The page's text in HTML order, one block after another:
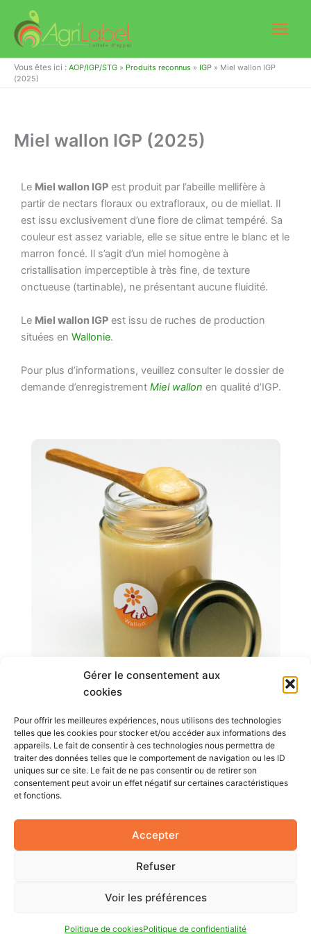
Gérer le consentement aux
cookies
Pour offrir les meilleures expériences, nous utilisons des technologies
telles que les cookies pour stocker et/ou accéder aux informations des
appareils. Le fait de consentir à ces technologies nous permettra de
traiter des données telles que le comportement de navigation ou les ID
uniques sur ce site. Le fait de ne pas consentir ou de retirer son
consentement peut avoir un effet négatif sur certaines caractéristiques
et fonctions.
Accepter
Refuser
Voir les préférences
Politique de cookiesPolitique de confidentialité
contenu
Vous êtes ici : AOP/IGP/STG » Produits reconnus » IGP » Miel wallon IGP
(2025)
Miel wallon IGP (2025)
Le Miel wallon IGP est produit par l’abeille mellifère à
partir de nectars floraux ou extrafloraux, ou de miellat. Il
est issu exclusivement d’une flore de climat tempéré. Sa
couleur est assez variable, elle se situe entre le blanc et le
marron foncé. Il s’agit d’un miel homogène à
cristallisation imperceptible à très fine, de texture
onctueuse (tartinable), ne présentant aucune fluidité.
Le Miel wallon IGP est issu de ruches de production
situées en Wallonie.
Pour plus d’informations, veuillez consulter le dossier de
demande d’enregistrement Miel wallon en qualité d’IGP.
PRÉCÉDENT SUIVANT
WordPress Astra